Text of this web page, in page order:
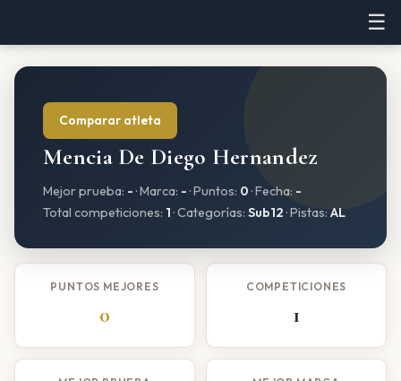
☰
Comparar atleta
Mencia De Diego Hernandez
Mejor prueba: - · Marca: - · Puntos: 0 · Fecha: -
Total competiciones: 1 · Categorías: Sub12 · Pistas: AL
PUNTOS MEJORES
0
COMPETICIONES
1